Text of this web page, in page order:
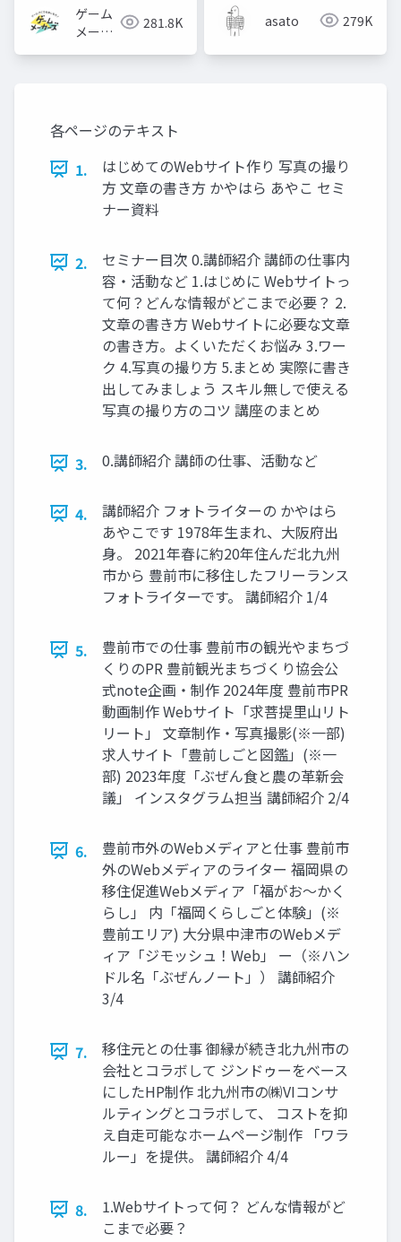
ゲーム
メーカ
281.8K asato 279K
各ページのテキスト
1.
はじめてのWebサイト作り 写真の撮り
方 文章の書き方 かやはら あやこ セミ
ナー資料
2.
セミナー目次 0.講師紹介 講師の仕事内
容・活動など 1.はじめに Webサイトっ
て何？どんな情報がどこまで必要？ 2.
文章の書き方 Webサイトに必要な文章
の書き方。よくいただくお悩み 3.ワー
ク 4.写真の撮り方 5.まとめ 実際に書き
出してみましょう スキル無しで使える
写真の撮り方のコツ 講座のまとめ
3. 0.講師紹介 講師の仕事、活動など
4.
講師紹介 フォトライターの かやはら
あやこです 1978年生まれ、大阪府出
身。 2021年春に約20年住んだ北九州
市から 豊前市に移住したフリーランス
フォトライターです。 講師紹介 1/4
5.
豊前市での仕事 豊前市の観光やまちづ
くりのPR 豊前観光まちづくり協会公
式note企画・制作 2024年度 豊前市PR
動画制作 Webサイト「求菩提里山リト
リート」 文章制作・写真撮影(※一部)
求人サイト「豊前しごと図鑑」(※一
部) 2023年度「ぶぜん食と農の革新会
議」 インスタグラム担当 講師紹介 2/4
6.
豊前市外のWebメディアと仕事 豊前市
外のWebメディアのライター 福岡県の
移住促進Webメディア「福がお〜かく
らし」 内「福岡くらしごと体験」(※
豊前エリア) 大分県中津市のWebメデ
ィア「ジモッシュ！Web」 ー（※ハン
ドル名「ぶぜんノート」） 講師紹介
3/4
7.
移住元との仕事 御縁が続き北九州市の
会社とコラボして ジンドゥーをベース
にしたHP制作 北九州市の㈱VIコンサ
ルティングとコラボして、 コストを抑
え自走可能なホームページ制作 「ワラ
ルー」を提供。 講師紹介 4/4
8.
1.Webサイトって何？ どんな情報がど
こまで必要？